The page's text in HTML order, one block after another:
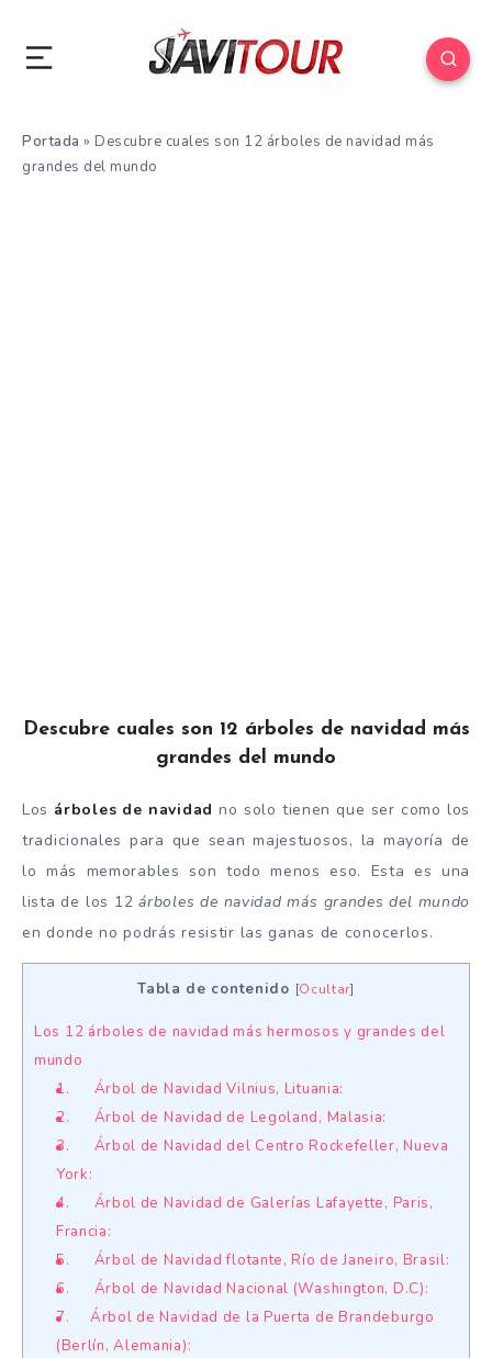
Portada » Descubre cuales son 12 árboles de navidad más
grandes del mundo
Descubre cuales son 12 árboles de navidad más
grandes del mundo
Los árboles de navidad no solo tienen que ser como los
tradicionales para que sean majestuosos, la mayoría de
lo más memorables son todo menos eso. Esta es una
lista de los 12 árboles de navidad más grandes del mundo
en donde no podrás resistir las ganas de conocerlos.
Tabla de contenido [Ocultar]
Los 12 árboles de navidad más hermosos y grandes del
mundo
1. Árbol de Navidad Vilnius, Lituania:
2. Árbol de Navidad de Legoland, Malasia:
3. Árbol de Navidad del Centro Rockefeller, Nueva
York:
4. Árbol de Navidad de Galerías Lafayette, Paris,
Francia:
5. Árbol de Navidad flotante, Río de Janeiro, Brasil:
6. Árbol de Navidad Nacional (Washington, D.C):
7. Árbol de Navidad de la Puerta de Brandeburgo
(Berlín, Alemania):